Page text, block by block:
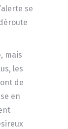
se
mais
les
de
en